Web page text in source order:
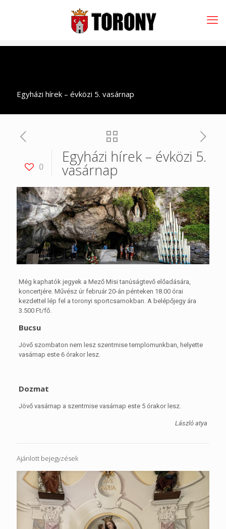
Egyházi hírek – évközi 5. vasárnap
0
Egyházi hírek – évközi 5.
vasárnap
Még kaphatók jegyek a Mező Misi tanúságtevő előadására,
koncertjére. Művész úr február 20-án pénteken 18.00 órai
kezdettel lép fel a toronyi sportcsarnokban. A belépőjegy ára
3.500 Ft/fő.
Bucsu
Jövő szombaton nem lesz szentmise templomunkban, helyette
vasárnap este 6 órakor lesz.
Dozmat
Jövő vasárnap a szentmise vasárnap este 5 órakor lesz.
László atya
Ajánlott bejegyzések